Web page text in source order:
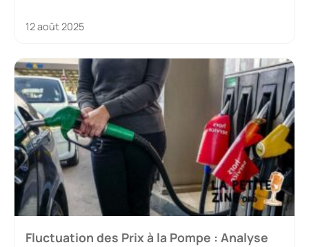
12 août 2025
Fluctuation des Prix à la Pompe : Analyse